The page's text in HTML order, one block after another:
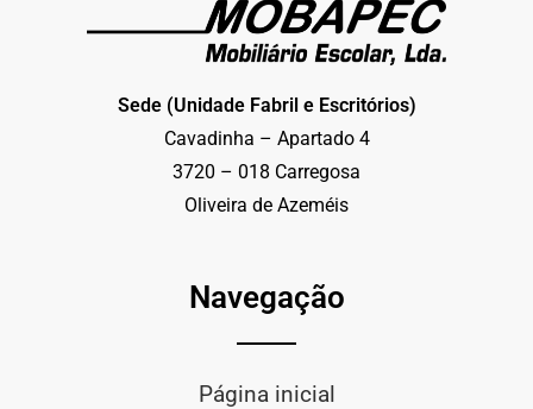
Sede (Unidade Fabril e Escritórios)
Cavadinha – Apartado 4
3720 – 018 Carregosa
Oliveira de Azeméis
Navegação
Página inicial